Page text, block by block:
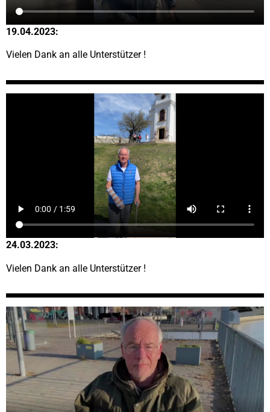
19.04.2023:
Vielen Dank an alle Unterstützer !
24.03.2023:
Vielen Dank an alle Unterstützer !